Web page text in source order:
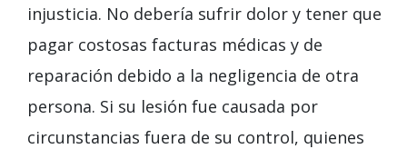
injusticia. No debería sufrir dolor y tener que
pagar costosas facturas médicas y de
reparación debido a la negligencia de otra
persona. Si su lesión fue causada por
circunstancias fuera de su control, quienes